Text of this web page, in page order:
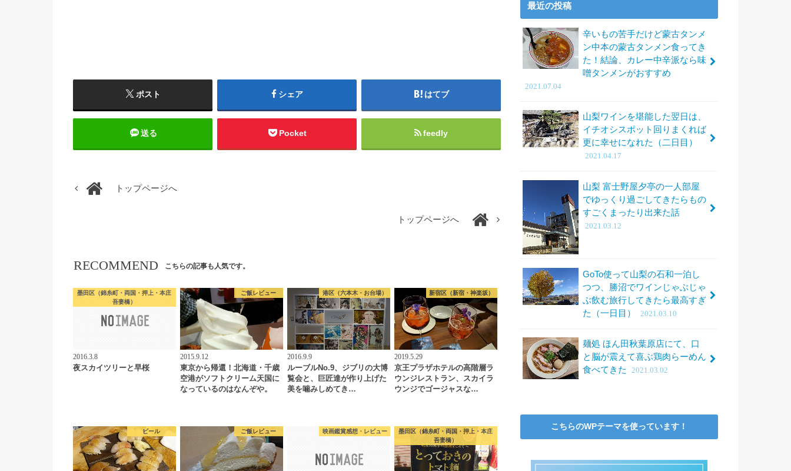
ポスト シェア はてブ
送る Pocket feedly
トップページへ
トップページへ
RECOMMEND こちらの記事も人気です。
墨田区（錦糸町・両国・押上・本庄
吾妻橋）
2016.3.8
夜スカイツリーと早桜
ご飯レビュー
2015.9.12
東京から帰還！北海道・千歳
空港がソフトクリーム天国に
なっているのはなんぞや。
港区（六本木・お台場）
2016.9.9
ルーブルNo.9、ジブリの大博
覧会と、巨匠達が作り上げた
美を噛みしめてき…
新宿区（新宿・神楽坂）
2019.5.29
京王プラザホテルの高階層ラ
ウンジレストラン、スカイラ
ウンジでゴージャスな…
ビール ご飯レビュー 映画鑑賞感想・レビュー
墨田区（錦糸町・両国・押上・本庄
吾妻橋）
最近の投稿
辛いもの苦手だけど蒙古タンメ
ン中本の蒙古タンメン食ってき
た！結論、カレー中辛派なら味
噌タンメンがおすすめ
2021.07.04
山梨ワインを堪能した翌日は、
イチオシスポット回りまくれば
更に幸せになれた（二日目）
2021.04.17
山梨 富士野屋夕亭の一人部屋
でゆっくり過ごしてきたらもの
すごくまったり出来た話
2021.03.12
GoTo使って山梨の石和一泊し
つつ、勝沼でワインじゃぶじゃ
ぶ飲む旅行してきたら最高すぎ
た（一日目）
2021.03.10
麺処 ほん田秋葉原店にて、口
と脳が震えて喜ぶ鶏肉らーめん
食べてきた
2021.03.02
こちらのWPテーマを使っています！